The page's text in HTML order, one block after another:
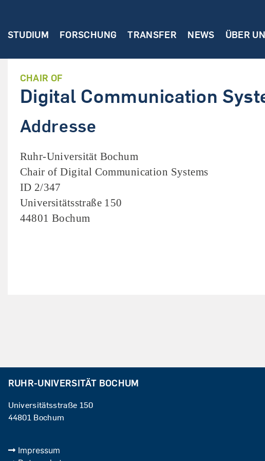
STUDIUM FORSCHUNG TRANSFER NEWS ÜBER
CHAIR OF
Digital Communication
Addresse
Ruhr-Universität Bochum
Chair of Digital Communication Systems
ID 2/347
Universitätsstraße 150
44801 Bochum
RUHR-UNIVERSITÄT BOCHUM
Universitätsstraße 150
44801 Bochum
Impressum